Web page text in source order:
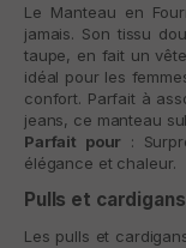
Le Manteau en
jamais. Son tissu
taupe, en fait un
idéal pour les
confort. Parfait à
jeans, ce manteau
Parfait pour :
élégance et chaleur.
Pulls et
Les pulls et